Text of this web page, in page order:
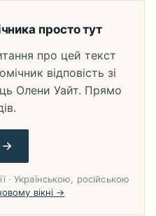
просто тут
про цей текст
відповість зі
Олени Уайт. Прямо
· Українською, російською
вікні →